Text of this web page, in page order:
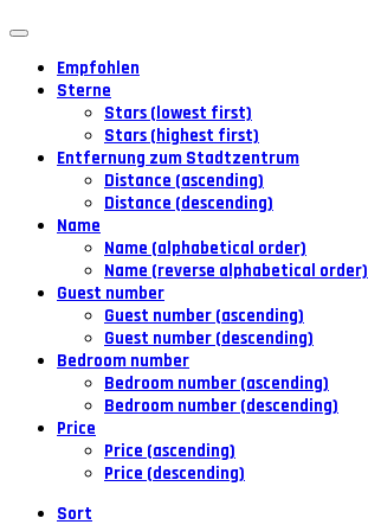
Empfohlen
Sterne
Stars (lowest first)
Stars (highest first)
Entfernung zum Stadtzentrum
Distance (ascending)
Distance (descending)
Name
Name (alphabetical order)
Name (reverse alphabetical order)
Guest number
Guest number (ascending)
Guest number (descending)
Bedroom number
Bedroom number (ascending)
Bedroom number (descending)
Price
Price (ascending)
Price (descending)
Sort